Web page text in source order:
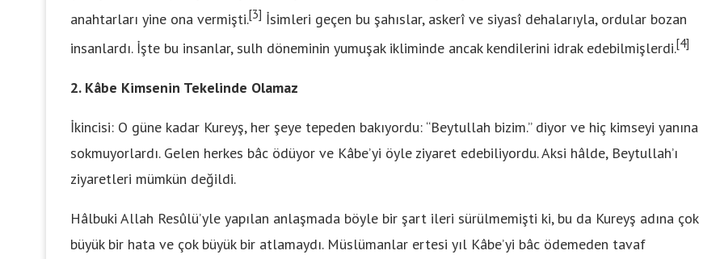
anahtarları yine ona vermişti.[3] İsimleri geçen bu şahıslar, askerî ve siyasî dehalarıyla, ordular bozan
insanlardı. İşte bu insanlar, sulh döneminin yumuşak ikliminde ancak kendilerini idrak edebilmişlerdi.[4]
2. Kâbe Kimsenin Tekelinde Olamaz
İkincisi: O güne kadar Kureyş, her şeye tepeden bakıyordu: “Beytullah bizim.” diyor ve hiç kimseyi yanına
sokmuyorlardı. Gelen herkes bâc ödüyor ve Kâbe’yi öyle ziyaret edebiliyordu. Aksi hâlde, Beytullah’ı
ziyaretleri mümkün değildi.
Hâlbuki Allah Resûlü’yle yapılan anlaşmada böyle bir şart ileri sürülmemişti ki, bu da Kureyş adına çok
büyük bir hata ve çok büyük bir atlamaydı. Müslümanlar ertesi yıl Kâbe’yi bâc ödemeden tavaf